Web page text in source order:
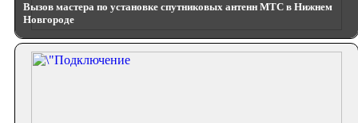
Вызов мастера по установке спутниковых антенн МТС в Нижнем
Новгороде